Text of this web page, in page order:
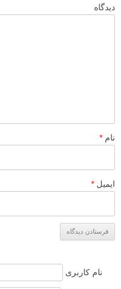
دیدگاه
نام *
ایمیل *
نام کاربری